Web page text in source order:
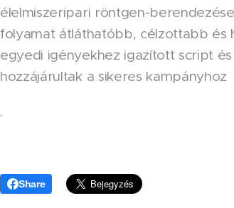
élelmiszeripari röntgen-
folyamat átláthatóbb, célzottabb és
egyedi igényekhez igazított script
hozzájárultak a sikeres kampányhoz
.
Share